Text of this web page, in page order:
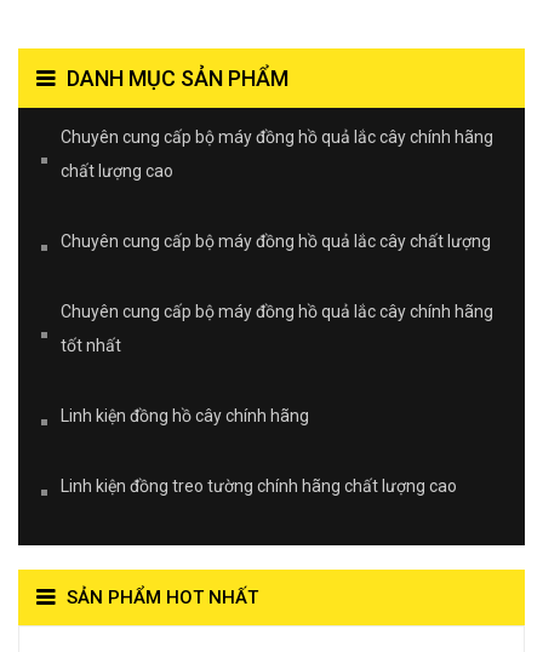
DANH MỤC SẢN PHẨM
Chuyên cung cấp bộ máy đồng hồ quả lắc cây chính hãng
chất lượng cao
Chuyên cung cấp bộ máy đồng hồ quả lắc cây chất lượng
Chuyên cung cấp bộ máy đồng hồ quả lắc cây chính hãng
tốt nhất
Linh kiện đồng hồ cây chính hãng
Linh kiện đồng treo tường chính hãng chất lượng cao
SẢN PHẨM HOT NHẤT